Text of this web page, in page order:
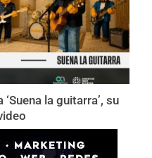
la guitarra’, su